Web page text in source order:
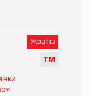
Україна
ТМ